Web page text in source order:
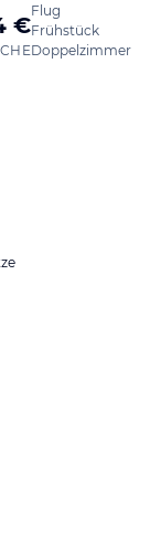
€
Flug
Frühstück
Doppelzimmer